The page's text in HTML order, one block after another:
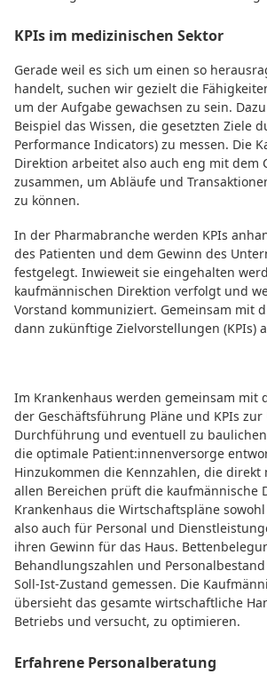
KPIs im medizinischen Sektor
Gerade weil es sich um einen so
handelt, suchen wir gezielt die
um der Aufgabe gewachsen zu sein.
Beispiel das Wissen, die gesetzten Ziele
Performance Indicators) zu messen. Die
Direktion arbeitet also auch eng mit dem
zusammen, um Abläufe und
zu können.
In der Pharmabranche werden KPIs
des Patienten und dem Gewinn des
festgelegt. Inwieweit sie eingehalten
kaufmännischen Direktion verfolgt und
Vorstand kommuniziert. Gemeinsam mit
dann zukünftige Zielvorstellungen (KPIs)
Im Krankenhaus werden gemeinsam mit
der Geschäftsführung Pläne und KPIs zur
Durchführung und eventuell zu
die optimale Patient:innenversorge
Hinzukommen die Kennzahlen, die direkt
allen Bereichen prüft die kaufmännische
Krankenhaus die Wirtschaftspläne
also auch für Personal und
ihren Gewinn für das Haus.
Behandlungszahlen und
Soll-Ist-Zustand gemessen. Die
übersieht das gesamte wirtschaftliche
Betriebs und versucht, zu optimieren.
Erfahrene Personalberatung